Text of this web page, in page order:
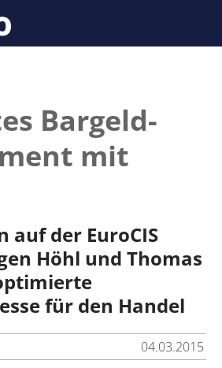
Bargeld-
mit
auf der EuroCIS
Höhl und Thomas
für den Handel
04.03.2015